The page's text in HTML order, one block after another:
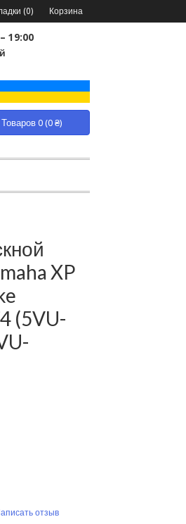
(0) Корзина
19:00
Товаров 0 (0 ₴)
XP
(5VU-
отзыв